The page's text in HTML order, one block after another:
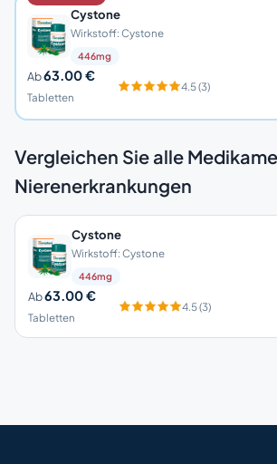
Cystone
Wirkstoff: Cystone
446mg
Ab63.00 €
Tabletten
4.5 (3)
Vergleichen Sie alle
Nierenerkrankungen
Cystone
Wirkstoff: Cystone
446mg
Ab63.00 €
Tabletten
4.5 (3)